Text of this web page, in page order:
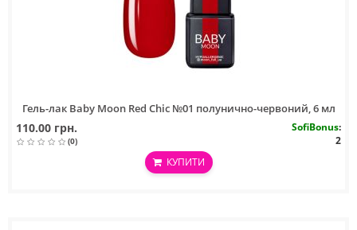
Гель-лак Baby Moon Red Chic №01 полунично-червоний, 6 мл
110.00 грн.
(0)
SofiBonus:
2
КУПИТИ